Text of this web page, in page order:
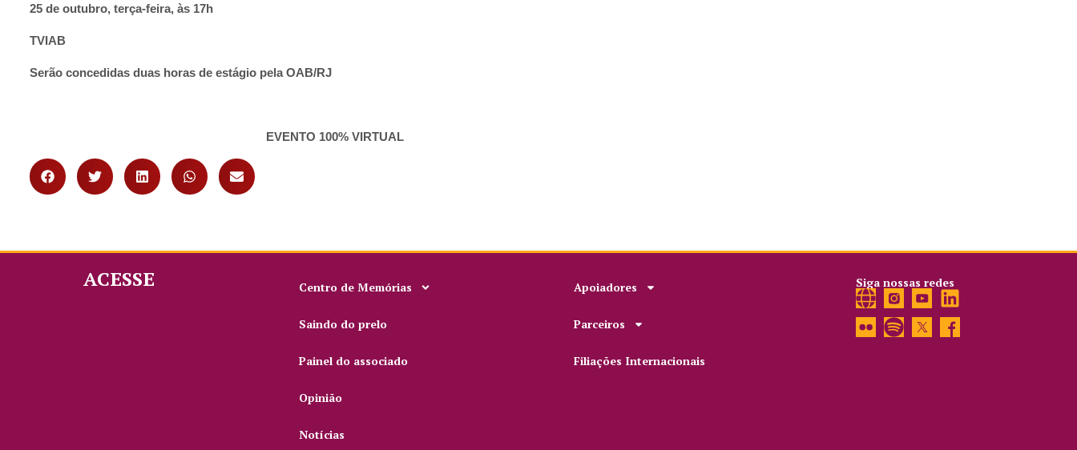
25 de outubro, terça-feira, às 17h
TVIAB
Serão concedidas duas horas de estágio pela OAB/RJ
EVENTO 100% VIRTUAL
ACESSE Centro de Memórias
Saindo do prelo
Painel do associado
Opinião
Notícias
Apoiadores
Parceiros
Filiações Internacionais
Siga nossas redes